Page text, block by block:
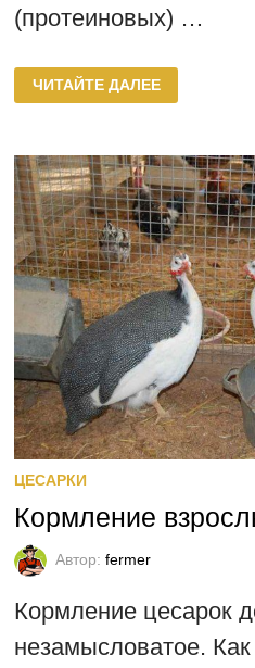
(протеиновых) …
КОРМЛЕНИЕ
МАЛЕНЬКИХ
ЦЕСАРЯТ
ЧИТАЙТЕ ДАЛЕЕ
ЦЕСАРКИ
Кормление
Автор: fermer
Кормление цесарок
незамысловатое.